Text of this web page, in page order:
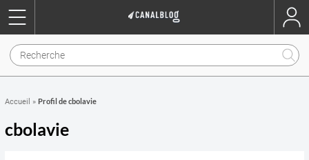
Accueil » Profil de cbolavie
cbolavie